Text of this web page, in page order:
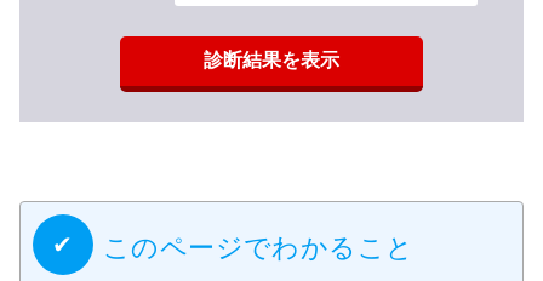
診断結果を表示
このページでわかること